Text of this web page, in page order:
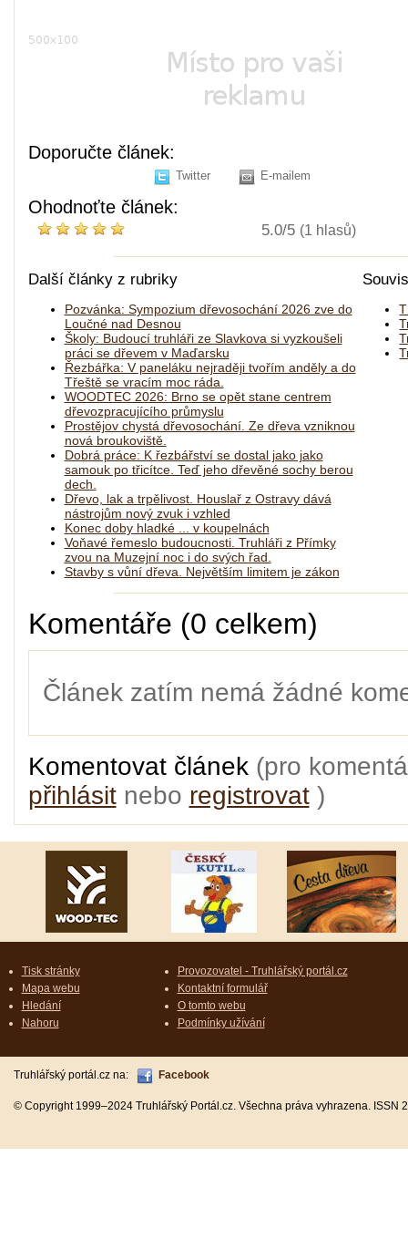
Doporučte článek:
Twitter E-mailem
Ohodnoťte článek:
5.0/5 (1 hlasů)
Další články z rubriky
Pozvánka: Sympozium dřevosochání 2026 zve do
Loučné nad Desnou
Školy: Budoucí truhláři ze Slavkova si vyzkoušeli
práci se dřevem v Maďarsku
Řezbářka: V paneláku nejraději tvořím anděly a do
Třeště se vracím moc ráda.
WOODTEC 2026: Brno se opět stane centrem
dřevozpracujícího průmyslu
Prostějov chystá dřevosochání. Ze dřeva vzniknou
nová broukoviště.
Dobrá práce: K řezbářství se dostal jako jako
samouk po třicítce. Teď jeho dřevěné sochy berou
dech.
Dřevo, lak a trpělivost. Houslař z Ostravy dává
nástrojům nový zvuk i vzhled
Konec doby hladké ... v koupelnách
Voňavé řemeslo budoucnosti. Truhláři z Přímky
zvou na Muzejní noc i do svých řad.
Stavby s vůní dřeva. Největším limitem je zákon
Komentáře (0 celkem)
Článek zatím nemá žádné
Komentovat článek (pro
přihlásitnebo registrovat)
Tisk stránky
Mapa webu
Hledání
Nahoru
Provozovatel - Truhlářský portál.cz
Kontaktní formulář
O tomto webu
Podmínky užívání
Truhlářský portál.cz na: Facebook
© Copyright 1999–2024 Truhlářský Portál.cz. Všechna práva vyhrazena.